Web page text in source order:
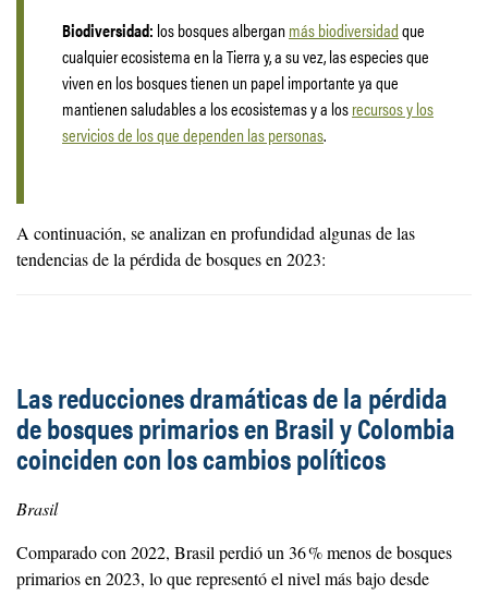
Biodiversidad: los bosques alberganmás biodiversidadque
cualquier ecosistema en la Tierra y, a su vez, las especies que
viven en los bosques tienen un papel importante ya que
mantienen saludables a los ecosistemas y a losrecursos y los
servicios de los que dependen las personas.
A continuación, se analizan en profundidad algunas de las
tendencias de la pérdida de bosques en 2023:
Las reducciones dramáticas de la pérdida
de bosques primarios en Brasil y Colombia
coinciden con los cambios políticos
Brasil
Comparado con 2022, Brasil perdió un 36 % menos de bosques
primarios en 2023, lo que representó el nivel más bajo desde